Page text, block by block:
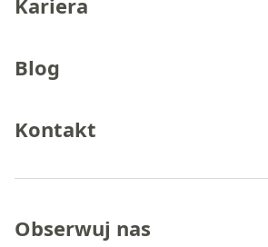
Kariera
Blog
Kontakt
Obserwuj nas